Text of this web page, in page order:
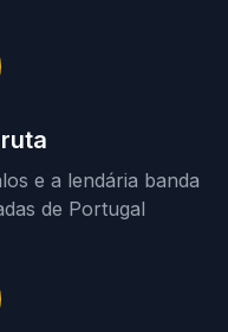
e a lendária banda
de Portugal